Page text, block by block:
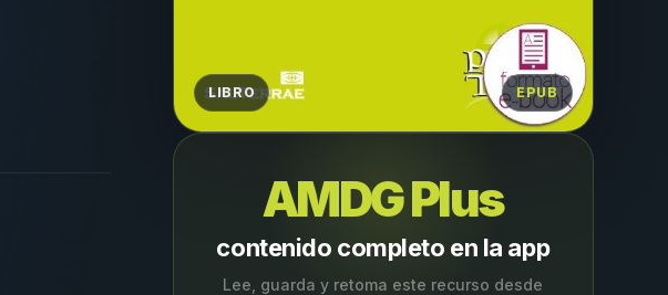
LIBRO EPUB
AMDG Plus
contenido completo en la app
Lee, guarda y retoma este recurso desde